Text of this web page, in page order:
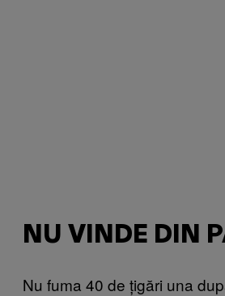
NU VINDE DIN
Nu fuma 40 de țigări una